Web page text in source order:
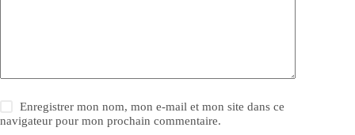
Enregistrer mon nom, mon e-mail et mon site dans ce
navigateur pour mon prochain commentaire.